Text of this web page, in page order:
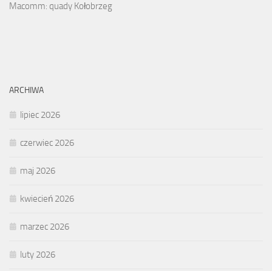
Macomm: quady Kołobrzeg
ARCHIWA
lipiec 2026
czerwiec 2026
maj 2026
kwiecień 2026
marzec 2026
luty 2026